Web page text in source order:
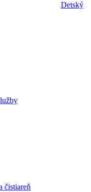
Detský
čistiareň